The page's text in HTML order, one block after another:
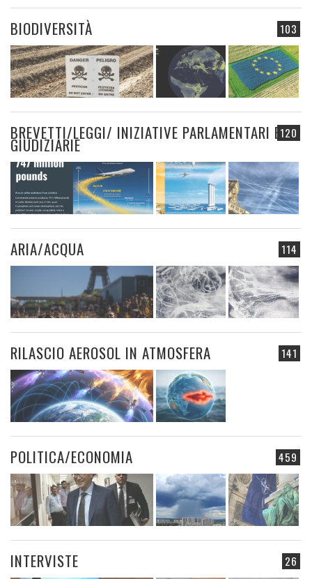
103
BIODIVERSITÀ
120
BREVETTI/LEGGI/ INIZIATIVE PARLAMENTARI E
GIUDIZIARIE
114
ARIA/ACQUA
141
RILASCIO AEROSOL IN ATMOSFERA
459
POLITICA/ECONOMIA
26
INTERVISTE